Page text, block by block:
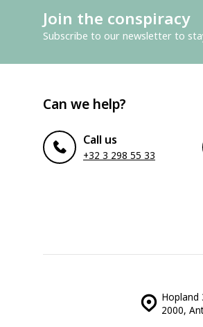
Join the conspiracy
Subscribe to our newsletter to
Can we help?
Call us
+32 3 298 55 33
Hopland
2000,